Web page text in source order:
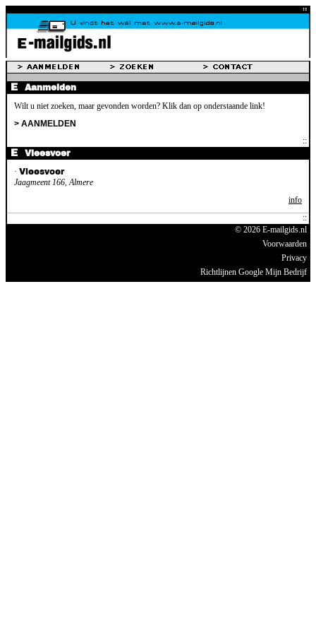
Aanmelden
Wilt u niet zoeken, maar gevonden worden? Klik dan op onderstaande link!
> AANMELDEN
Vleesvoer
· Vleesvoer
Jaagmeent 166, Almere
info
© 2026 E-mailgids.nl
Voorwaarden
Privacy
Richtlijnen Google Mijn Bedrijf